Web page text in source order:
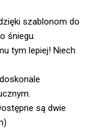
szablonom do
śniegu.
tym lepiej! Niech
są dwie